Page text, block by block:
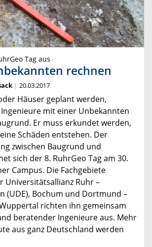
Tag aus
rechnen
20.03.2017
Häuser geplant werden,
mit einer Unbekannten
Er muss erkundet werden,
Schäden entstehen. Der
zwischen Baugrund und
sich der 8. RuhrGeo Tag am 30.
Campus. Die Fachgebiete
Universitätsallianz Ruhr –
(UDE), Bochum und Dortmund –
richten ihn gemeinsam
beratender Ingenieure aus. Mehr
aus ganz Deutschland werden